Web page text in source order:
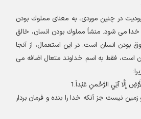
در چنين موردى، به معناى مملوك بودن
مى ‏شود. منشأ مملوك بودن انسان، خالق
بودن انسان است. در اين استعمال، از آنجا
است، فقط به اسم خداوند متعال اضافه مى‏
:
إِلَّا آتِي الرَّحْمنِ عَبْداً.1
نيست جز آن‏كه خدا را بنده و فرمان بردار